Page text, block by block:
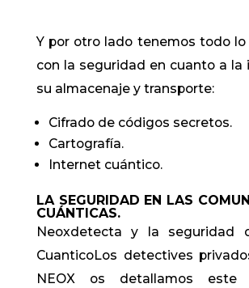
Y por otro lado tenemos todo lo
con la seguridad en cuanto a la
su almacenaje y transporte:
Cifrado de códigos secretos.
Cartografía.
Internet cuántico.
LA SEGURIDAD EN LAS
CUÁNTICAS.
Neoxdetecta y la seguridad
CuanticoLos detectives
NEOX os detallamos